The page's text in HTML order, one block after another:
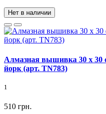
Нет в наличии
Алмазная вышивка 30 х
йорк (арт. TN783)
1
510 грн.